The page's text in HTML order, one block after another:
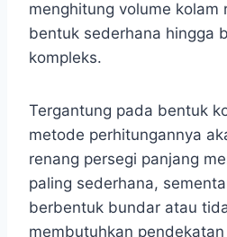
menghitung volume kolam
bentuk sederhana hingga
kompleks.
Tergantung pada bentuk
metode perhitungannya
renang persegi panjang
paling sederhana,
berbentuk bundar atau
membutuhkan